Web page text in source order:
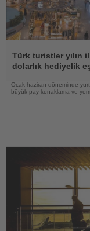
Oku
Türk turistler yılın
dolarlık hediyelik
Ocak-haziran döneminde
büyük pay konaklama ve